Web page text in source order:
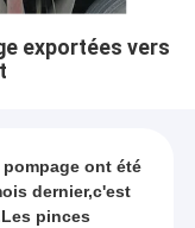
exportées vers
ont été
dernier,c'est
pinces